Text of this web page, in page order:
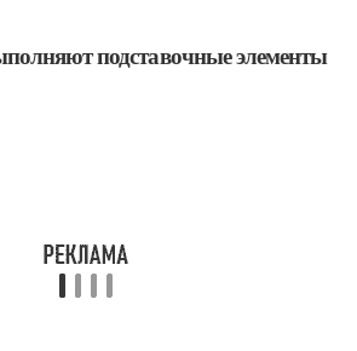
подставочные элементы